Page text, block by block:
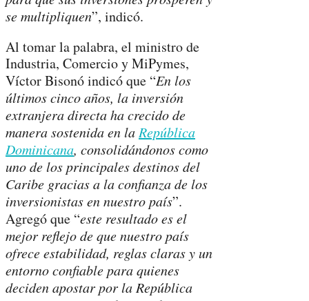
se multipliquen”, indicó.
Al tomar la palabra, el ministro de
Industria, Comercio y MiPymes,
Víctor Bisonó indicó que “En los
últimos cinco años, la inversión
extranjera directa ha crecido de
manera sostenida en laRepública
Dominicana, consolidándonos como
uno de los principales destinos del
Caribe gracias a la confianza de los
inversionistas en nuestro país”.
Agregó que “este resultado es el
mejor reflejo de que nuestro país
ofrece estabilidad, reglas claras y un
entorno confiable para quienes
deciden apostar por la República